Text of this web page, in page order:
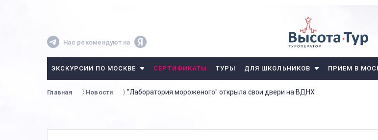
Нас рекомендуют на
ЭКСКУРСИИ ПО МОСКВЕ СЕРТИФИКАТЫ ТУРЫ ДЛЯ ШКОЛЬНИКОВ ПРИЕМ В
Главная Новости "Лаборатория мороженого" открыла свои двери на ВДНХ